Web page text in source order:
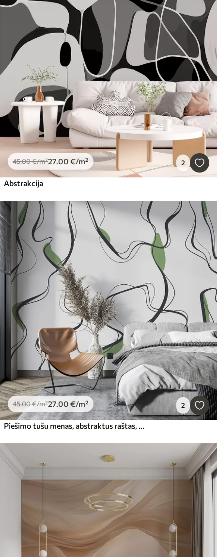
45.00€/m²27.00 €/m² 2
Abstrakcija
45.00€/m²27.00 €/m² 2
Piešimo tušu menas, abstraktus raštas, geometrinės linijos, pilka ir žalia